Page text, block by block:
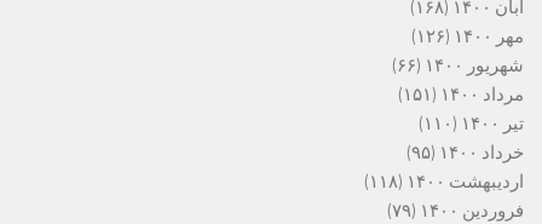
آبان ۱۴۰۰
(۱۶۸)
مهر ۱۴۰۰
(۱۲۶)
شهریور ۱۴۰۰
(۶۶)
مرداد ۱۴۰۰
(۱۵۱)
تیر ۱۴۰۰
(۱۱۰)
خرداد ۱۴۰۰
(۹۵)
اردیبهشت ۱۴۰۰
(۱۱۸)
فروردین ۱۴۰۰
(۷۹)